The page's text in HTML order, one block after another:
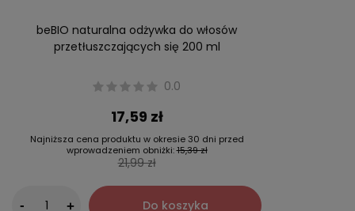
beBIO naturalna odżywka do włosów
przetłuszczających się 200 ml
0.0
17,59 zł
Najniższa cena produktu w okresie 30 dni przed
wprowadzeniem obniżki:15,39 zł
21,99 zł
- + Do koszyka